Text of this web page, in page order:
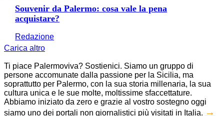
Souvenir da Palermo: cosa vale la pena
acquistare?
Redazione
Carica altro
Ti piace Palermoviva? Sostienici. Siamo un gruppo di
persone accomunate dalla passione per la Sicilia, ma
soprattutto per Palermo, con la sua storia millenaria, la sua
cultura unica e le sue molte, moltissime sfaccettature.
Abbiamo iniziato da zero e grazie al vostro sostegno oggi
siamo uno dei portali non giornalistici più visitati in Italia. →